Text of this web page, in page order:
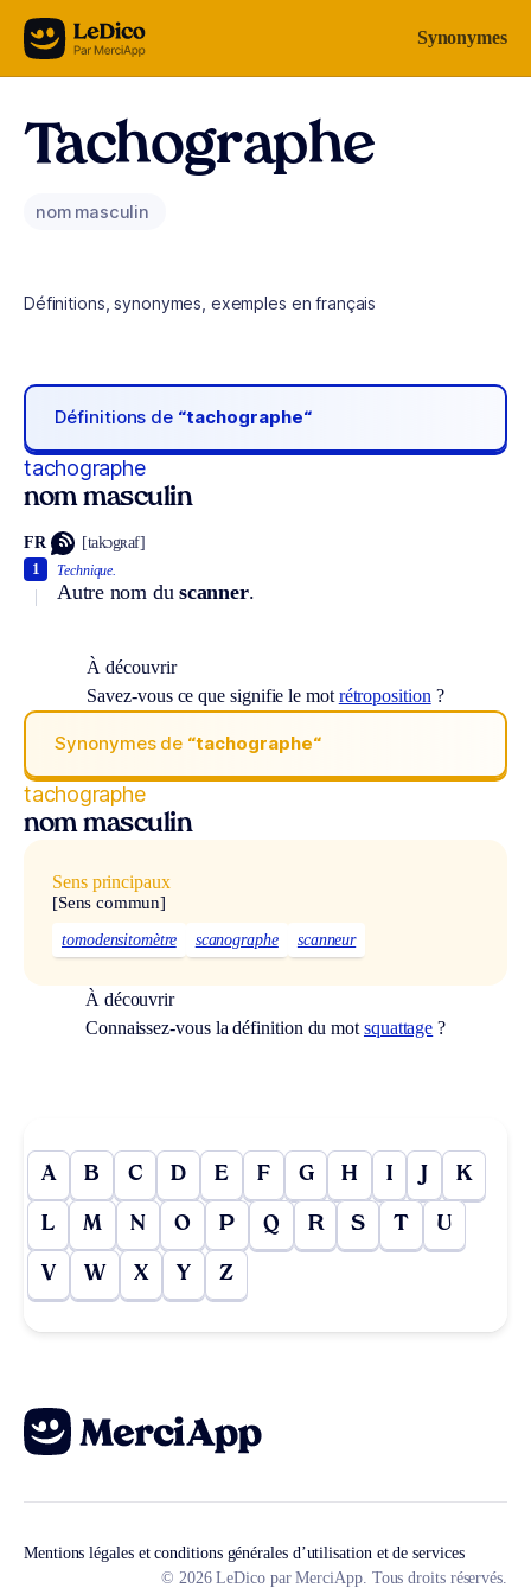
Aller au contenu Synonymes
Tachographe
nom masculin
Définitions, synonymes, exemples en français
Définitions de “tachographe“
tachographe
nom masculin
FR [takɔgʀaf]
Technique.
Autre nom duscanner.
1
À découvrir
Savez-vous ce que signifie le mot rétroposition ?
Synonymes de “tachographe“
tachographe
nom masculin
Sens principaux
[Sens commun]
tomodensitomètre scanographe scanneur
À découvrir
Connaissez-vous la définition du mot squattage ?
A B C D E F G H I J K
L M N O P Q R S T U
V W X Y Z
Mentions légales et conditions générales d’utilisation et de services
© 2026 LeDico par MerciApp. Tous droits réservés.